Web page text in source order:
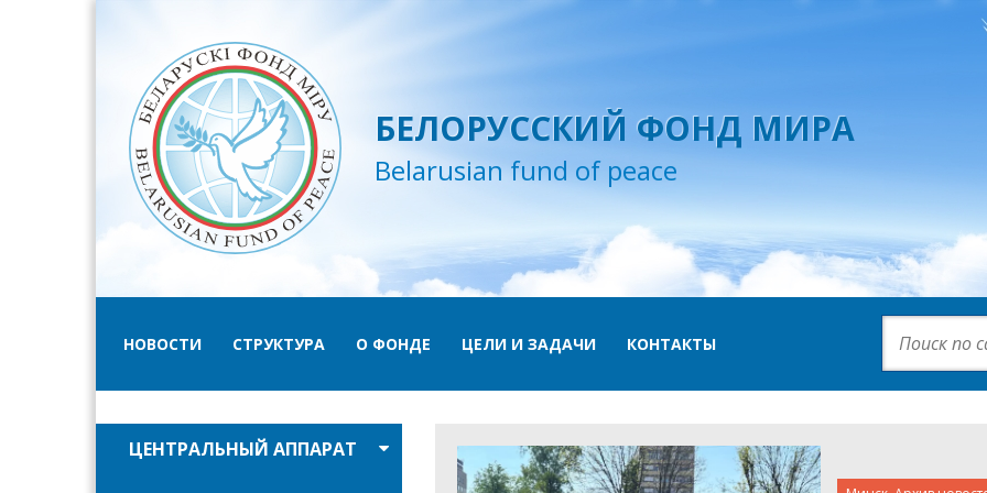
БЕЛОРУССКИЙ ФОНД МИРА
Belarusian fund of peace
НОВОСТИ СТРУКТУРА О ФОНДЕ ЦЕЛИ И ЗАДАЧИ КОНТАКТЫ
ЦЕНТРАЛЬНЫЙ АППАРАТ